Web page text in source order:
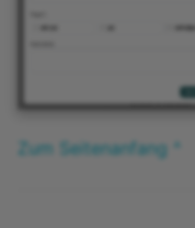
Zum Seitenanfang ^